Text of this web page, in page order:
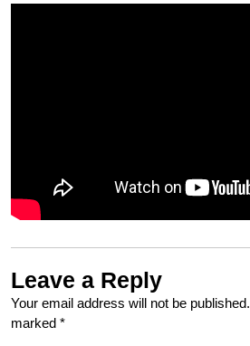
Leave a Reply
Your email address will not be published.
marked *